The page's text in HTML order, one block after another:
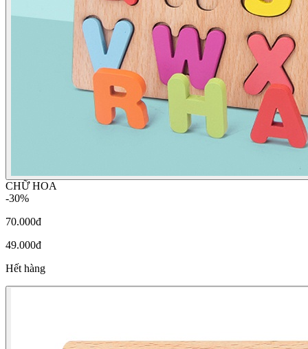
CHỮ HOA
-30%
70.000đ
49.000đ
Hết hàng